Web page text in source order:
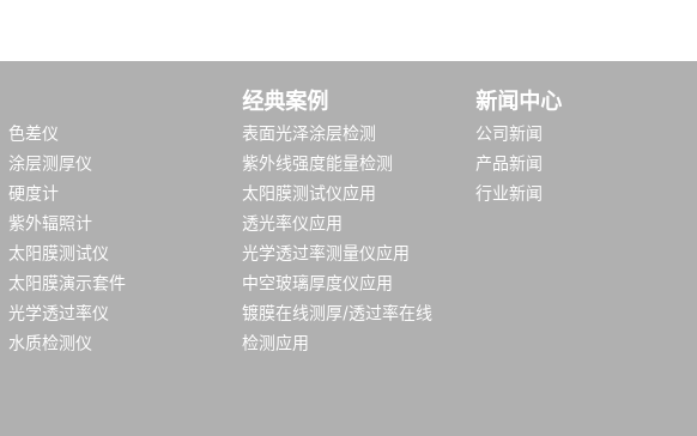
色差仪
涂层测厚仪
硬度计
紫外辐照计
太阳膜测试仪
太阳膜演示套件
光学透过率仪
水质检测仪
经典案例
表面光泽涂层检测
紫外线强度能量检测
太阳膜测试仪应用
透光率仪应用
光学透过率测量仪应用
中空玻璃厚度仪应用
镀膜在线测厚/透过率在线
检测应用
新闻中心
公司新闻
产品新闻
行业新闻